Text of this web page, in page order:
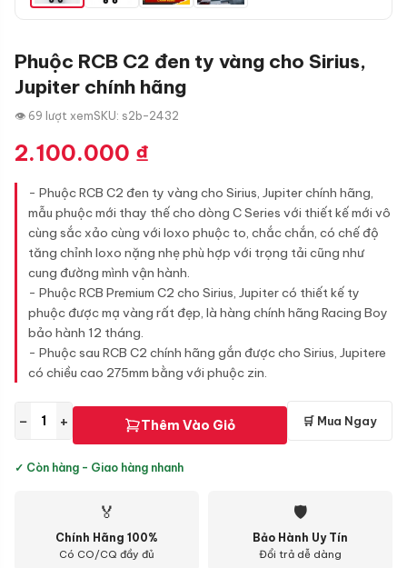
Phuộc RCB C2 đen ty vàng cho Sirius,
Jupiter chính hãng
👁 69 lượt xemSKU: s2b-2432
2.100.000 ₫
- Phuộc RCB C2 đen ty vàng cho Sirius, Jupiter chính hãng,
mẫu phuộc mới thay thế cho dòng C Series với thiết kế mới vô
cùng sắc xảo cùng với loxo phuộc to, chắc chắn, có chế độ
tăng chỉnh loxo nặng nhẹ phù hợp với trọng tải cũng như
cung đường mình vận hành.
- Phuộc RCB Premium C2 cho Sirius, Jupiter có thiết kế ty
phuộc được mạ vàng rất đẹp, là hàng chính hãng Racing Boy
bảo hành 12 tháng.
- Phuộc sau RCB C2 chính hãng gắn được cho Sirius, Jupitere
có chiều cao 275mm bằng với phuộc zin.
− + Thêm Vào Giỏ 🛒 Mua Ngay
✓ Còn hàng - Giao hàng nhanh
🏅
Chính Hãng 100%
Có CO/CQ đầy đủ
🛡
Bảo Hành Uy Tín
Đổi trả dễ dàng